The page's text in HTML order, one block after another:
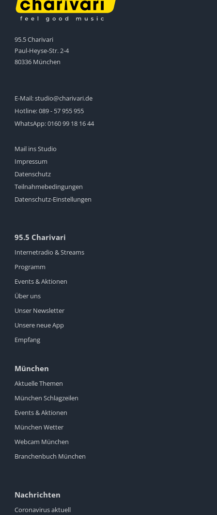
95.5 Charivari
Paul-Heyse-Str. 2-4
80336 München
E-Mail:studio@charivari.de
Hotline:089 - 57 955 955
WhatsApp:0160 99 18 16 44
Mail ins Studio
Impressum
Datenschutz
Teilnahmebedingungen
Datenschutz-Einstellungen
95.5 Charivari
Internetradio & Streams
Programm
Events & Aktionen
Über uns
Unser Newsletter
Unsere neue App
Empfang
München
Aktuelle Themen
München Schlagzeilen
Events & Aktionen
München Wetter
Webcam München
Branchenbuch München
Nachrichten
Coronavirus aktuell